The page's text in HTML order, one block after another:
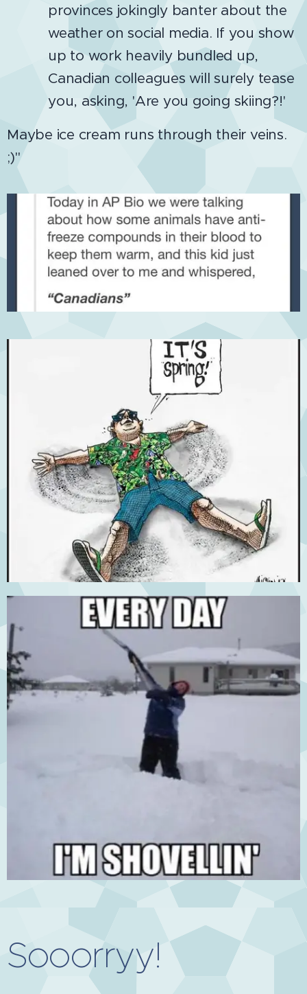
provinces jokingly banter about the
weather on social media. If you show
up to work heavily bundled up,
Canadian colleagues will surely tease
you, asking, 'Are you going skiing?!'
Maybe ice cream runs through their veins.
;)"
Sooorryy!